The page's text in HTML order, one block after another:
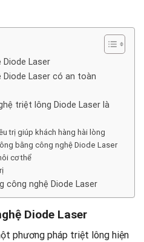
Laser
Laser có an toàn
triệt lông Diode Laser là
trị giúp khách hàng hài lòng
bằng công nghệ Diode Laser
cơ thể
công nghệ Diode Laser
Diode Laser
phương pháp triệt lông hiện